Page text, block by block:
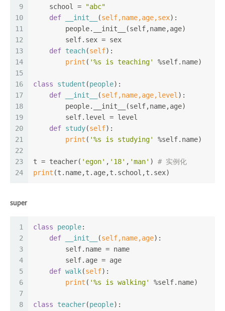
9
10
11
12
13
14
15
16
17
18
19
20
21
22
23
24
    school =
"abc"
def
__init__ (self,name,age,sex):
        people.__init__(self,name,age)
        self.sex = sex
def teach(self):
print ( '%s is teaching' %self.name)
class student (people):
def
__init__ (self,name,age,level ):
        people.__init__(self,name,age)
        self.level = level
def study(self):
print ( '%s is studying' %self.name)
t = teacher( 'egon' , '18' , 'man' ) # 实例化
print (t.name,t.age,t.school,t.sex)
super
1
2
3
4
5
6
7
8
class people:
def
__init__ (self,name,age):
        self.name = name
        self.age = age
def walk(self):
print ( '%s is walking' %self.name)
class teacher(people):